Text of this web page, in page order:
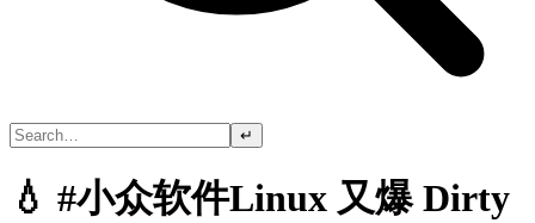
↵
💧 #小众软件Linux 又爆 Dirty